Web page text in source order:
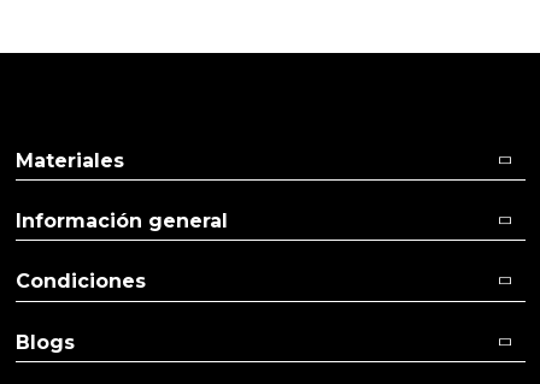
Materiales
Información general
Condiciones
Blogs